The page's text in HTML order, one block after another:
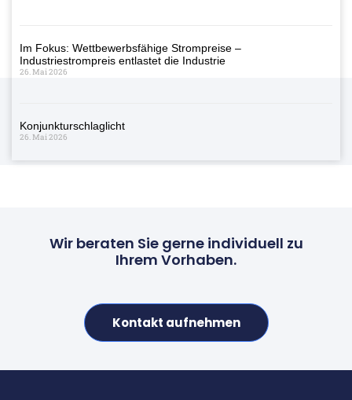
Im Fokus: Wettbewerbsfähige Strompreise –
Industriestrompreis entlastet die Industrie
26. Mai 2026
Konjunkturschlaglicht
26. Mai 2026
Wir beraten Sie gerne individuell zu
Ihrem Vorhaben.
Kontakt aufnehmen